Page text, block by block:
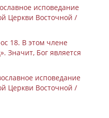
исповедание
Церкви Восточной /
18. В этом члене
Значит, Бог является
исповедание
Церкви Восточной /